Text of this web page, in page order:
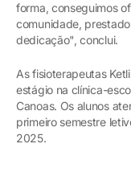
forma, conseguimos
comunidade,
dedicação", conclui.
As fisioterapeutas
estágio na clínica-
Canoas. Os alunos
primeiro semestre
2025.